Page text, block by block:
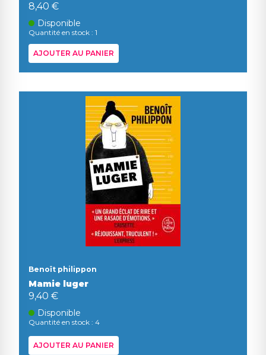
8,40 €
Disponible
Quantité en stock : 1
AJOUTER AU PANIER
Benoît philippon
Mamie luger
9,40 €
Disponible
Quantité en stock : 4
AJOUTER AU PANIER